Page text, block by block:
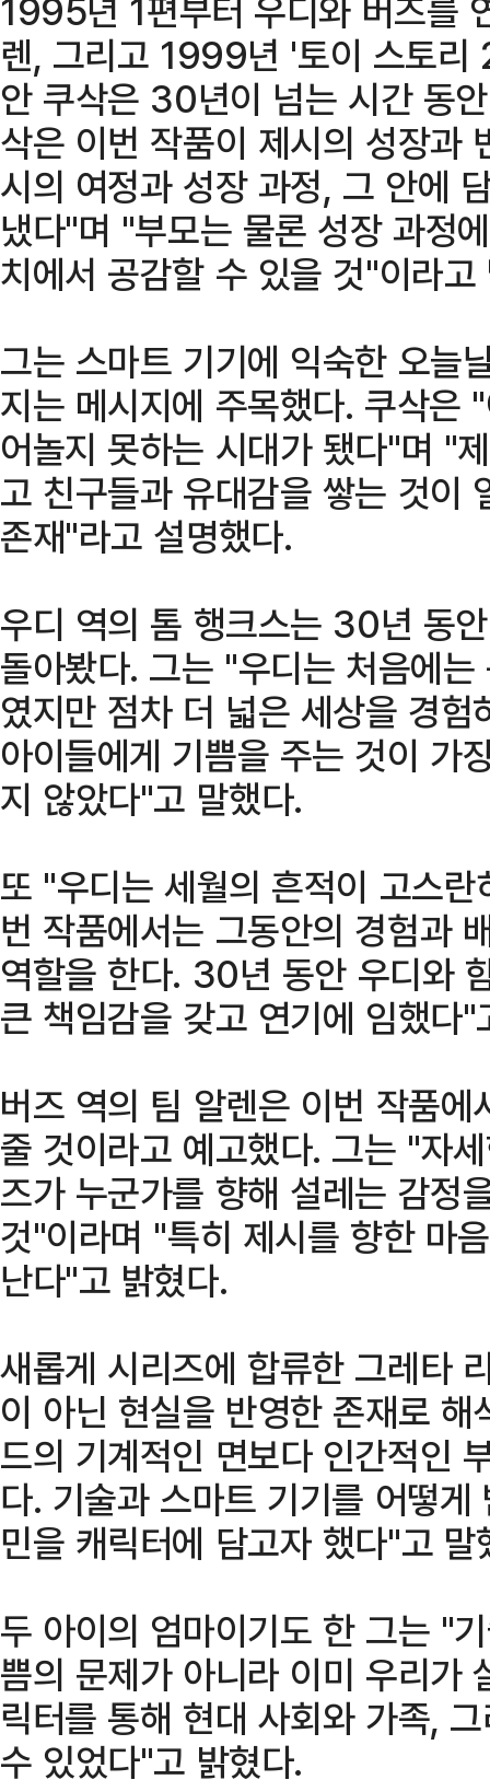
1995년 1편부터 우디와 버즈를
렌, 그리고 1999년 '토이 스토리
안 쿠삭은 30년이 넘는 시간 동
삭은 이번 작품이 제시의 성장과
시의 여정과 성장 과정, 그 안에
냈다"며 "부모는 물론 성장 과정
치에서 공감할 수 있을 것"이라고
그는 스마트 기기에 익숙한 오늘
지는 메시지에 주목했다. 쿠삭은
어놀지 못하는 시대가 됐다"며 "
고 친구들과 유대감을 쌓는 것이
존재"라고 설명했다.
우디 역의 톰 행크스는 30년 동
돌아봤다. 그는 "우디는 처음에
였지만 점차 더 넓은 세상을 경
아이들에게 기쁨을 주는 것이 가
지 않았다"고 말했다.
또 "우디는 세월의 흔적이 고스
번 작품에서는 그동안의 경험과
역할을 한다. 30년 동안 우디와
큰 책임감을 갖고 연기에 임했다"
버즈 역의 팀 알렌은 이번 작품
줄 것이라고 예고했다. 그는 "자
즈가 누군가를 향해 설레는 감정
것"이라며 "특히 제시를 향한 마
난다"고 밝혔다.
새롭게 시리즈에 합류한 그레타
이 아닌 현실을 반영한 존재로
드의 기계적인 면보다 인간적인
다. 기술과 스마트 기기를 어떻
민을 캐릭터에 담고자 했다"고 말
두 아이의 엄마이기도 한 그는 "
쁨의 문제가 아니라 이미 우리가
릭터를 통해 현대 사회와 가족,
수 있었다"고 밝혔다.